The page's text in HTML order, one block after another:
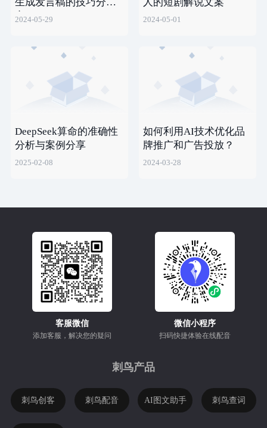
享！
2024-05-29 2024-05-01
DeepSeek算命的准确性
分析与案例分享
2025-02-08
如何利用AI技术优化品
牌推广和广告投放？
2024-03-28
客服微信
添加客服，解决您的疑问
微信小程序
扫码快捷体验在线配音
刺鸟产品
刺鸟创客 刺鸟配音 AI图文助手 刺鸟查词